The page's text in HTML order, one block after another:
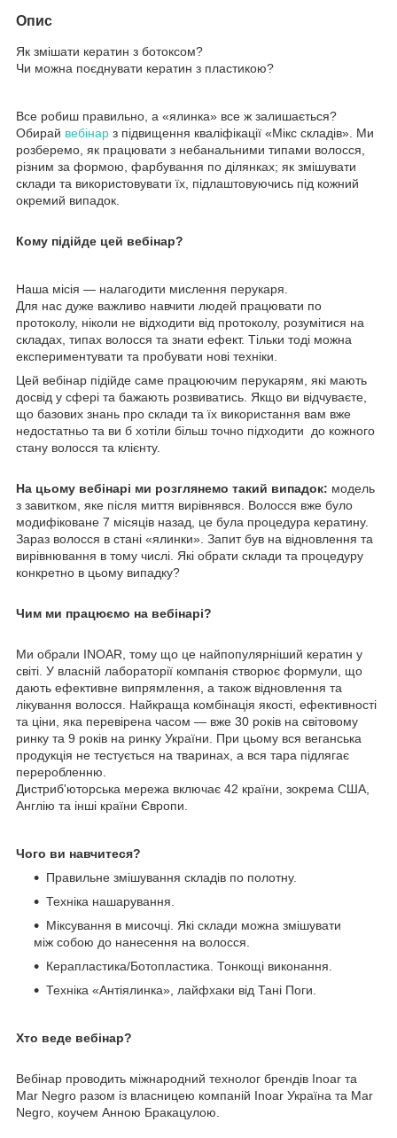
Опис
Як змішати кератин з ботоксом?
Чи можна поєднувати кератин з пластикою?
Все робиш правильно, а «ялинка» все ж залишається?
Обирай вебінар з підвищення кваліфікації «Мікс складів». Ми
розберемо, як працювати з небанальними типами волосся,
різним за формою, фарбування по ділянках; як змішувати
склади та використовувати їх, підлаштовуючись під кожний
окремий випадок.
Кому підійде цей вебінар?
Наша місія — налагодити мислення перукаря.
Для нас дуже важливо навчити людей працювати по
протоколу, ніколи не відходити від протоколу, розумітися на
складах, типах волосся та знати ефект. Тільки тоді можна
експериментувати та пробувати нові техніки.
Цей вебінар підійде саме працюючим перукарям, які мають
досвід у сфері та бажають розвиватись. Якщо ви відчуваєте,
що базових знань про склади та їх використання вам вже
недостатньо та ви б хотіли більш точно підходити до кожного
стану волосся та клієнту.
На цьому вебінарі ми розглянемо такий випадок: модель
з завитком, яке після миття вирівнявся. Волосся вже було
модифіковане 7 місяців назад, це була процедура кератину.
Зараз волосся в стані «ялинки». Запит був на відновлення та
вирівнювання в тому числі. Які обрати склади та процедуру
конкретно в цьому випадку?
Чим ми працюємо на вебінарі?
Ми обрали INOAR, тому що це найпопулярніший кератин у
світі. У власній лабораторії компанія створює формули, що
дають ефективне випрямлення, а також відновлення та
лікування волосся. Найкраща комбінація якості, ефективності
та ціни, яка перевірена часом — вже 30 років на світовому
ринку та 9 років на ринку України. При цьому вся веганська
продукція не тестується на тваринах, а вся тара підлягає
переробленню.
Дистриб'юторська мережа включає 42 країни, зокрема США,
Англію та інші країни Європи.
Чого ви навчитеся?
Правильне змішування складів по полотну.
Техніка нашарування.
Міксування в мисочці. Які склади можна змішувати
між собою до нанесення на волосся.
Керапластика/Ботопластика. Тонкощі виконання.
Техніка «Антіялинка», лайфхаки від Тані Поги.
Хто веде вебінар?
Вебінар проводить міжнародний технолог брендів Inoar та
Mar Negro разом із власницею компаній Inoar Україна та Mar
Negro, коучем Анною Бракацулою.